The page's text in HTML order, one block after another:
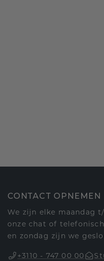
CONTACT OPNEMEN
We zijn elke maandag
onze chat of
en zondag zijn we
+3110 - 747 00 00